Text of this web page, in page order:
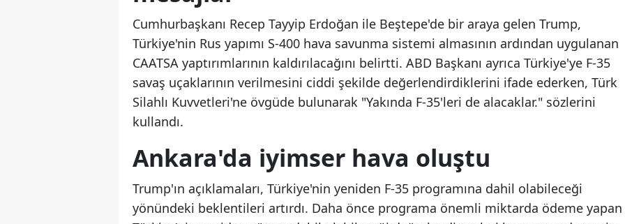
Kastamonu
Kayseri
Kırklareli
Kütahya
Cumhurbaşkanı Recep Tayyip Erdoğan ile Beştepe'de bir araya gelen Trump,
Türkiye'nin Rus yapımı S-400 hava savunma sistemi almasının ardından uygulanan
CAATSA yaptırımlarının kaldırılacağını belirtti. ABD Başkanı ayrıca Türkiye'ye F-35
savaş uçaklarının verilmesini ciddi şekilde değerlendirdiklerini ifade ederken, Türk
Silahlı Kuvvetleri'ne övgüde bulunarak "Yakında F-35'leri de alacaklar." sözlerini
kullandı.
Ankara'da iyimser hava oluştu
Trump'ın açıklamaları, Türkiye'nin yeniden F-35 programına dahil olabileceği
yönündeki beklentileri artırdı. Daha önce programa önemli miktarda ödeme yapan